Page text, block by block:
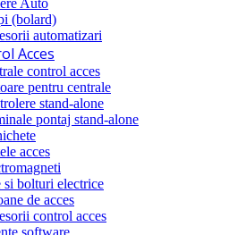
Auto
(bolard)
automatizari
Acces
control acces
pentru centrale
stand-alone
pontaj stand-alone
acces
si bolturi electrice
de acces
control acces
software